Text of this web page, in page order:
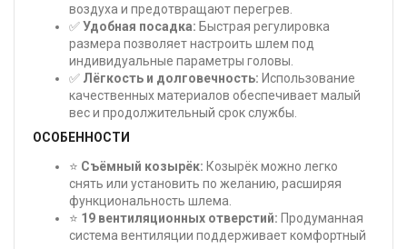
воздуха и предотвращают перегрев.
✅Удобная посадка: Быстрая регулировка
размера позволяет настроить шлем под
индивидуальные параметры головы.
✅ Лёгкость и долговечность: Использование
качественных материалов обеспечивает малый
вес и продолжительный срок службы.
ОСОБЕННОСТИ
⭐ Съёмный козырёк: Козырёк можно легко
снять или установить по желанию, расширяя
функциональность шлема.
⭐ 19 вентиляционных отверстий: Продуманная
система вентиляции поддерживает комфортный